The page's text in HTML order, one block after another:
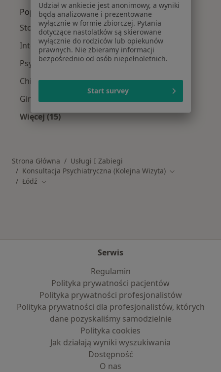
Popularne specjalizacje
Stomatolodzy w Łodzi
Interniści w Łodzi
Psycholodzy w Łodzi
Chirurdzy w Łodzi
Ginekolodzy w Łodzi
Więcej (15)
Strona Główna
Usługi I Zabiegi
Konsultacja Psychiatryczna (Kolejna Wizyta) Zmień miasto
Łódź Zmień miasto
Serwis
Regulamin
Polityka prywatności pacjentów
Polityka prywatności profesjonalistów
Polityka prywatności dla profesjonalistów, których
dane pozyskaliśmy samodzielnie
Polityka cookies
Jak działają wyniki wyszukiwania
Dostępność
O nas
Udział w ankiecie jest anonimowy, a wyniki
będą analizowane i prezentowane
wyłącznie w formie zbiorczej. Pytania
dotyczące nastolatków są skierowane
wyłącznie do rodziców lub opiekunów
prawnych. Nie zbieramy informacji
bezpośrednio od osób niepełnoletnich.
Start survey